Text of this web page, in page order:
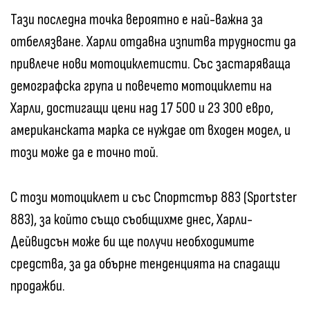
Тази последна точка вероятно е най-важна за
отбелязване. Харли отдавна изпитва трудности да
привлече нови мотоциклетисти. Със застаряваща
демографска група и повечето мотоциклети на
Харли, достигащи цени над 17 500 и 23 300 евро,
американската марка се нуждае от входен модел, и
този може да е точно той.
С този мотоциклет и със Спортстър 883 (Sportster
883), за който също съобщихме днес, Харли-
Дейвидсън може би ще получи необходимите
средства, за да обърне тенденцията на спадащи
продажби.